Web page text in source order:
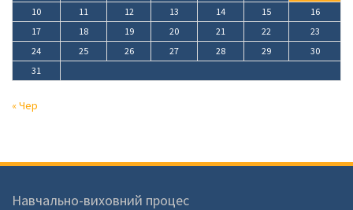
10
11 12 13 14 15
16
17
18 19 20 21 22
23
24
25 26 27 28 29
30
31
« Чер
Навчально-виховний процес